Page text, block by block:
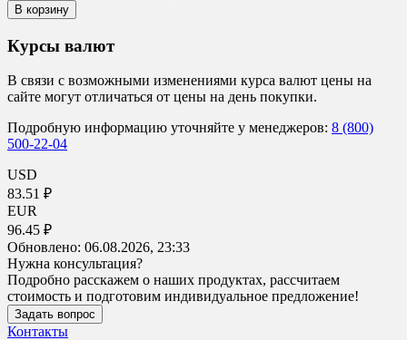
В корзину
Курсы валют
В связи с возможными изменениями курса валют цены на
сайте могут отличаться от цены на день покупки.
Подробную информацию уточняйте у менеджеров: 8 (800)
500-22-04
USD
83.51 ₽
EUR
96.45 ₽
Обновлено: 06.08.2026, 23:33
Нужна консультация?
Подробно расскажем о наших продуктах, рассчитаем
стоимость и подготовим индивидуальное предложение!
Задать вопрос
Контакты